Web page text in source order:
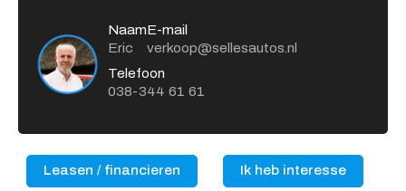
Naam
Eric
E-mail
verkoop@sellesautos.nl
Telefoon
038-344 61 61
Leasen / financieren Ik heb interesse